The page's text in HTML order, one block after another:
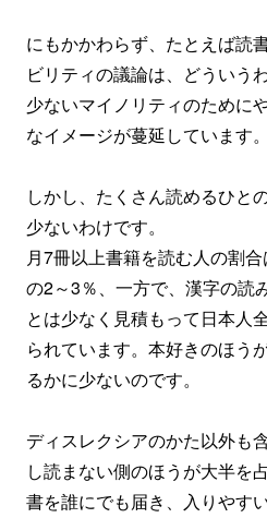
にもかかわらず、たとえば読
ビリティの議論は、どういう
少ないマイノリティのために
なイメージが蔓延しています。
しかし、たくさん読めるひと
少ないわけです。
月7冊以上書籍を読む人の割
の2～3％、一方で、漢字の読
とは少なく見積もって日本人
られています。本好きのほう
るかに少ないのです。
ディスレクシアのかた以外も
し読まない側のほうが大半を
書を誰にでも届き、入りやす